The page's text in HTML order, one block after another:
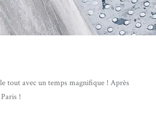
tout avec un temps magnifique ! Après
!